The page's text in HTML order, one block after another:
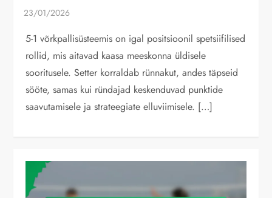
5-1 võrkpallisüsteemis on igal positsioonil spetsiifilised
rollid, mis aitavad kaasa meeskonna üldisele
sooritusele. Setter korraldab rünnakut, andes täpseid
sööte, samas kui ründajad keskenduvad punktide
saavutamisele ja strateegiate elluviimisele. […]